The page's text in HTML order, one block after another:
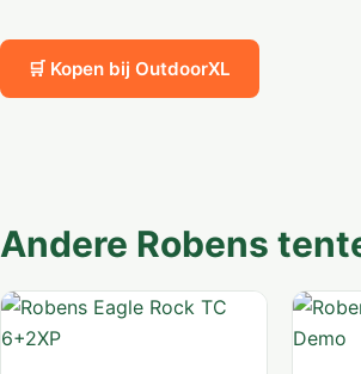
🛒 Kopen bij OutdoorXL
Andere Robens